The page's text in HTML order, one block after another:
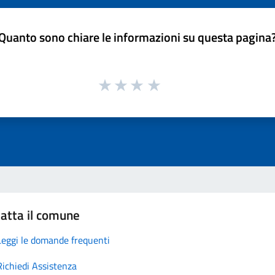
sono chiare le informazioni su questa
il comune
le domande frequenti
Assistenza